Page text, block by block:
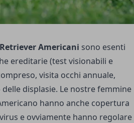
Americani sono esenti
ereditarie (test visionabili e
visita occhi annuale,
displasie. Le nostre femmine
hanno anche copertura
e ovviamente hanno regolare